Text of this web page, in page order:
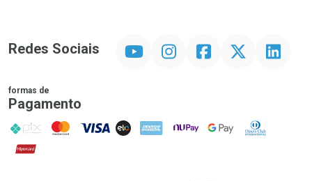
Redes Sociais InstagramFacebookTwitter Linkedin
formas de
Pagamento
PIX MasterCard
VISA ELO AMEX NuPay Google PayDiners Club
Hipercard